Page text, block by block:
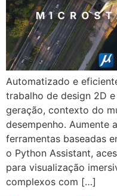
Automatizado e
trabalho de design 2D
geração, contexto do
desempenho. Aumente
ferramentas baseadas
o Python Assistant,
para visualização
complexos com […]